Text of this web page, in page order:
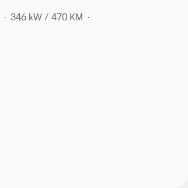
346 kW / 470 KM